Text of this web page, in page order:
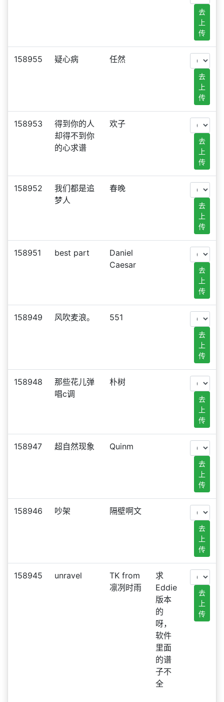
去
上
传
158955 疑心病 任然
去
上
传
158953
得到你的人
却得不到你
的心求谱
欢子
去
上
传
158952
我们都是追
梦人
春晚
去
上
传
158951 best part
Daniel
Caesar
去
上
传
158949 风吹麦浪。 551
去
上
传
158948
那些花儿弹
唱c调
朴树
去
上
传
158947 超自然现象 Quinm
去
上
传
158946 吵架 隔壁啊文
去
上
传
158945 unravel
TK from
凛冽时雨
求
Eddie
版本
的
呀，
软件
里面
的谱
子不
全
去
上
传